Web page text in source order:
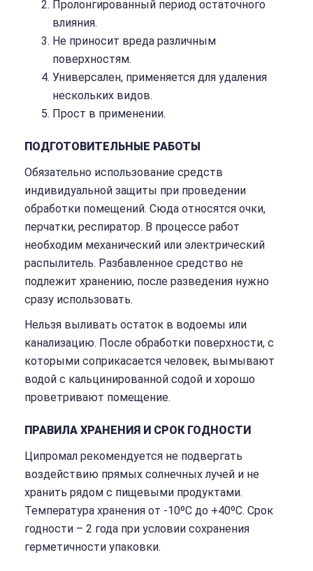
Пролонгированный период остаточного
влияния.
Не приносит вреда различным
поверхностям.
Универсален, применяется для удаления
нескольких видов.
Прост в применении.
ПОДГОТОВИТЕЛЬНЫЕ РАБОТЫ
Обязательно использование средств
индивидуальной защиты при проведении
обработки помещений. Сюда относятся очки,
перчатки, респиратор. В процессе работ
необходим механический или электрический
распылитель. Разбавленное средство не
подлежит хранению, после разведения нужно
сразу использовать.
Нельзя выливать остаток в водоемы или
канализацию. После обработки поверхности, с
которыми соприкасается человек, вымывают
водой с кальцинированной содой и хорошо
проветривают помещение.
ПРАВИЛА ХРАНЕНИЯ И СРОК ГОДНОСТИ
Ципромал рекомендуется не подвергать
воздействию прямых солнечных лучей и не
хранить рядом с пищевыми продуктами.
Температура хранения от -10ºC до +40ºC. Срок
годности – 2 года при условии сохранения
герметичности упаковки.